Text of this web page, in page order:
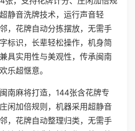
静音洗牌技术，运行声音轻
，花牌自动分拣摆放，无需手
标识，长辈轻松操作，机身简
具实用性与美观性，传承闽南
乐超惬意。
南麻将打造，144张含花牌专
闲加倍规则，机器采用超静音
，花牌自动整理归类，无需手